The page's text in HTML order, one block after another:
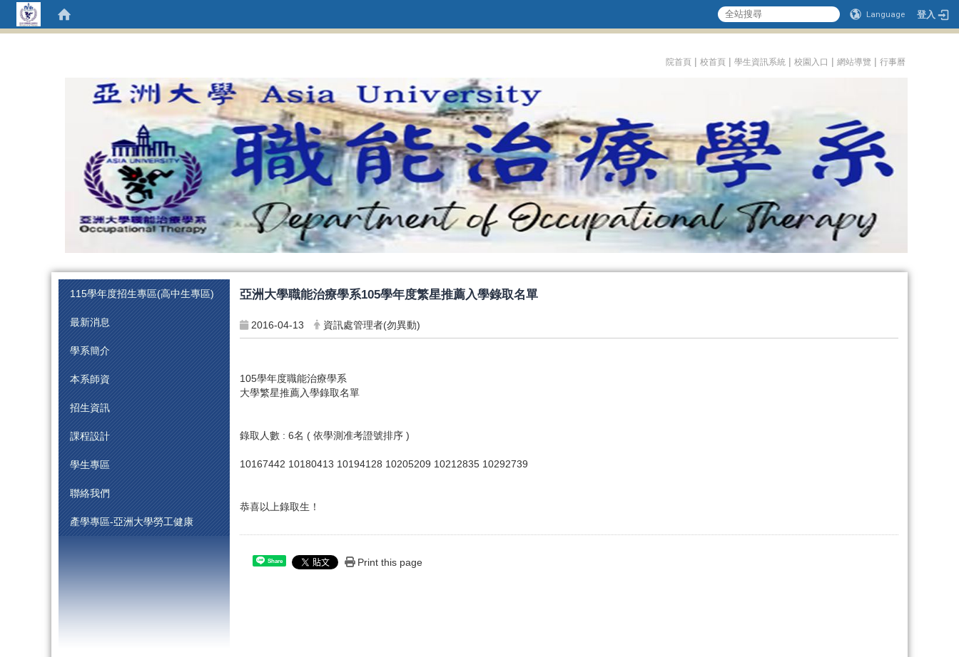
Language 登入
院首頁 | 校首頁 | 學生資訊系統 | 校園入口 | 網站導覽 | 行事曆
115學年度招生專區(高中生專區)
最新消息
學系簡介
本系師資
招生資訊
課程設計
學生專區
聯絡我們
產學專區-亞洲大學勞工健康
亞洲大學職能治療學系105學年度繁星推薦入學錄取名單
2016-04-13 資訊處管理者(勿異動)
105學年度職能治療學系
大學繁星推薦入學錄取名單
錄取人數 : 6名 ( 依學測准考證號排序 )
10167442 10180413 10194128 10205209 10212835 10292739
恭喜以上錄取生！
Share Print this page